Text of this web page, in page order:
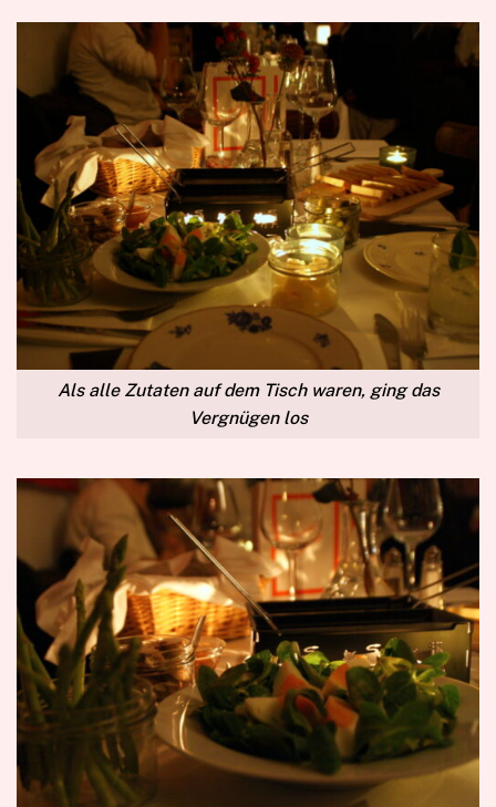
Als alle Zutaten auf dem Tisch waren, ging das
Vergnügen los